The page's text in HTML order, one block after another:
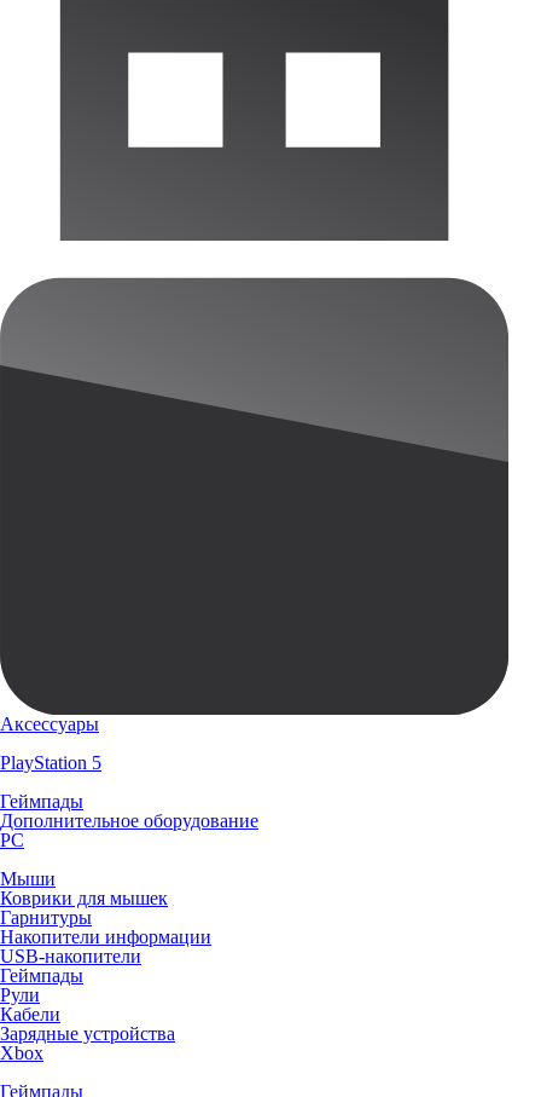
Аксессуары
PlayStation 5
Геймпады
Дополнительное оборудование
PC
Мыши
Коврики для мышек
Гарнитуры
Накопители информации
USB-накопители
Геймпады
Рули
Кабели
Зарядные устройства
Xbox
Геймпады